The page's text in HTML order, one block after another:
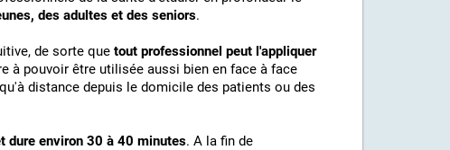
des adultes et des seniors.
de sorte que tout professionnel peut l'appliquer
à pouvoir être utilisée aussi bien en face à face
distance depuis le domicile des patients ou des
dure environ 30 à 40 minutes. A la fin de